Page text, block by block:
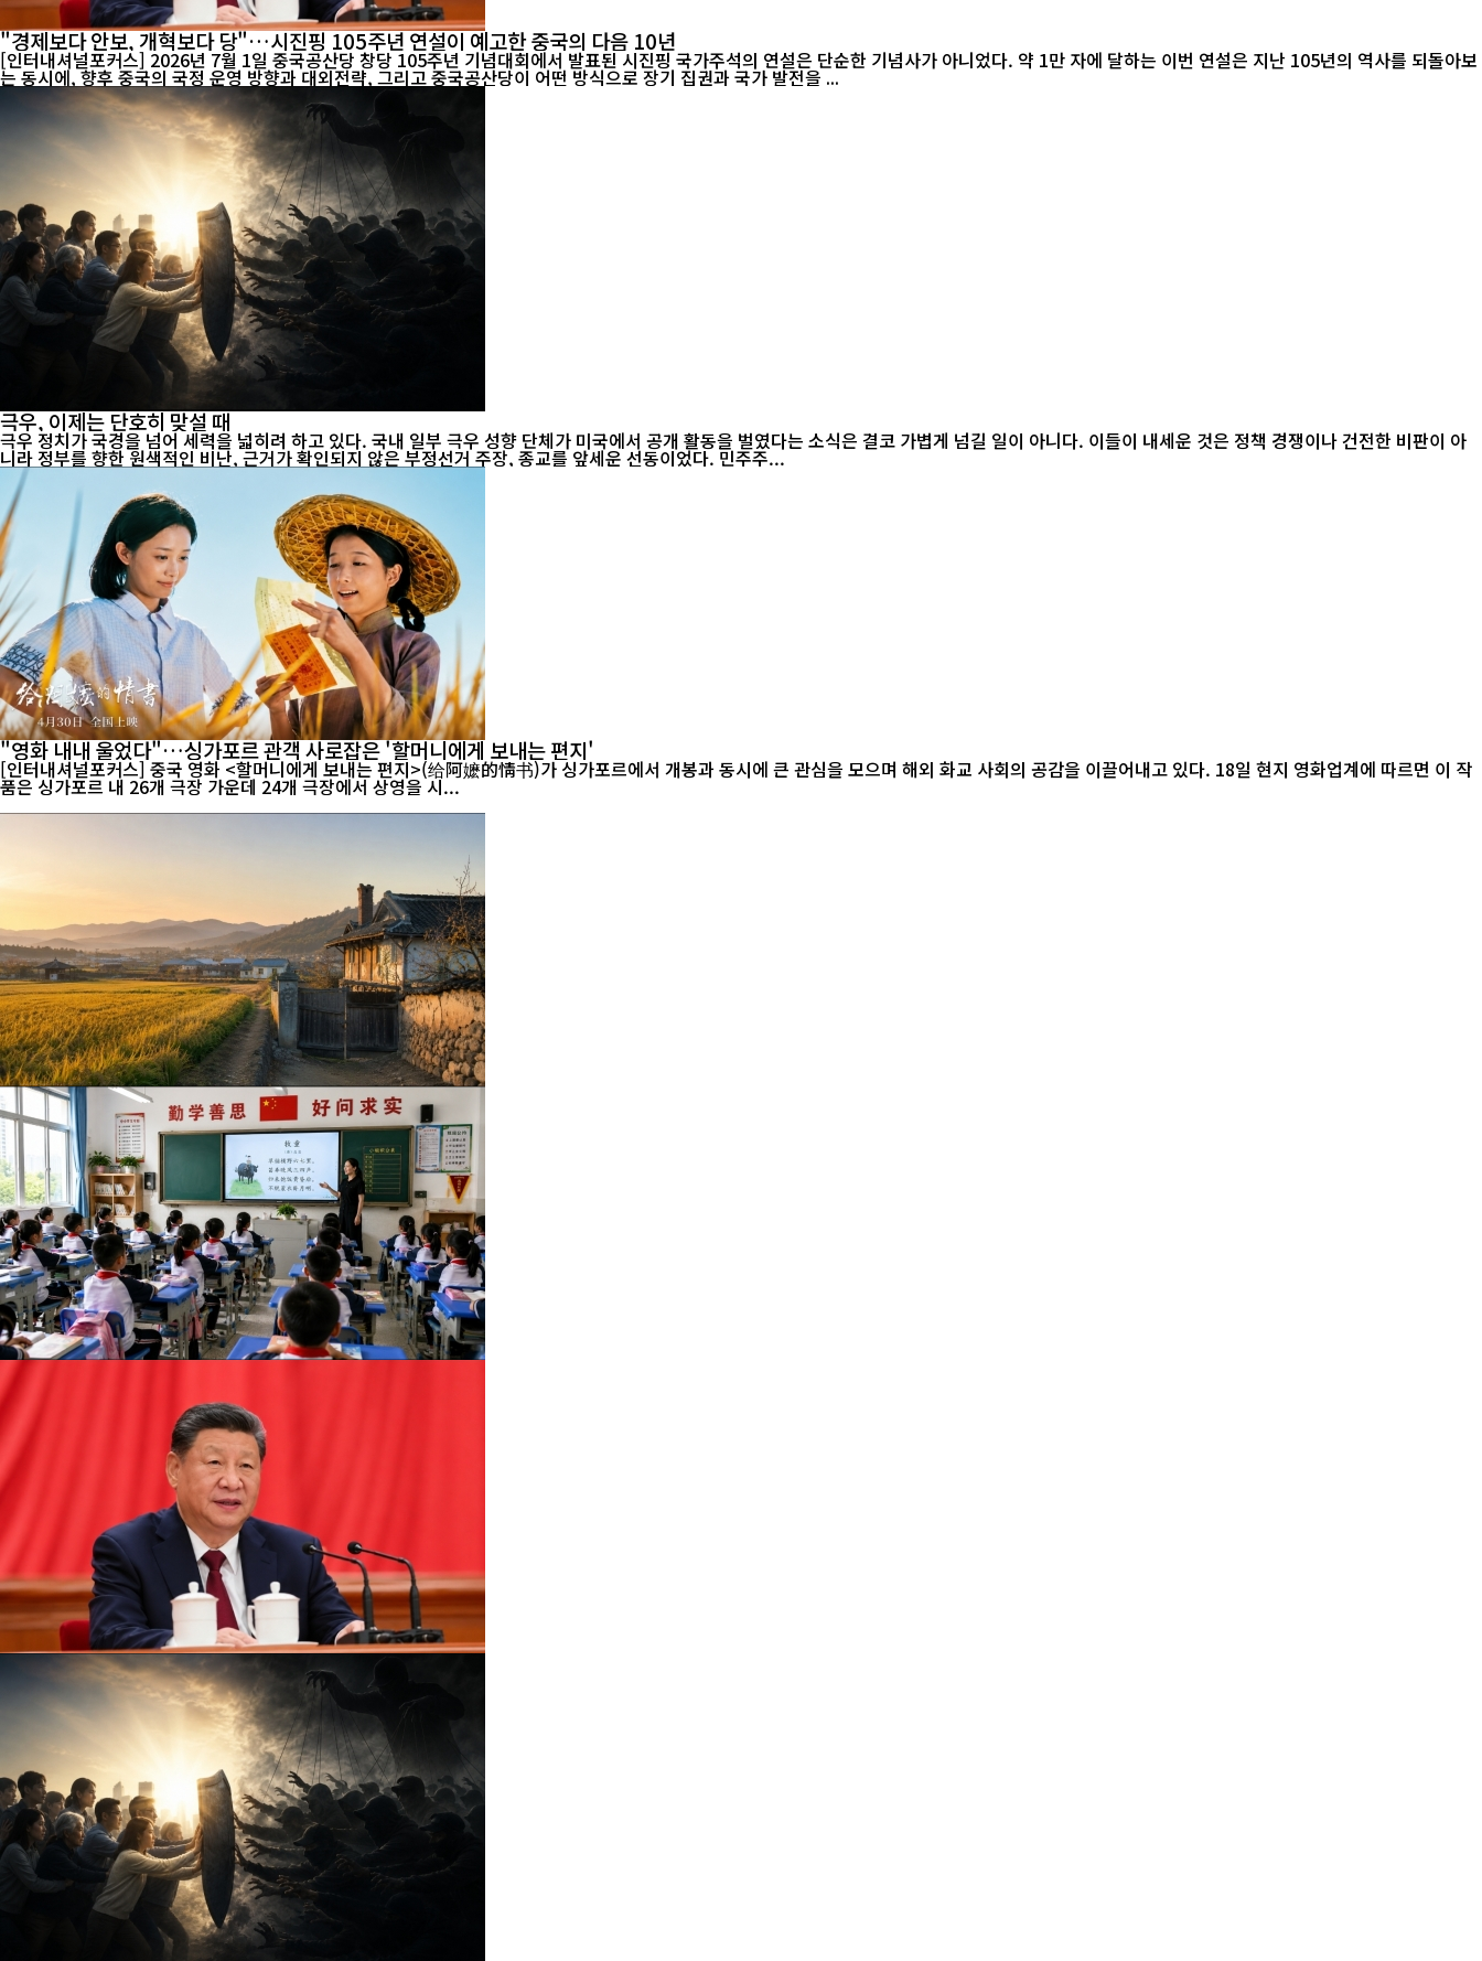
"경제보다 안보, 개혁보다 당"…시진핑 105주년 연설이 예고한 중국의 다음 10년
[인터내셔널포커스] 2026년 7월 1일 중국공산당 창당 105주년 기념대회에서 발표된 시진핑 국가주석의 연설은 단순한 기념사가 아니었다. 약 1만 자에 달하는 이번 연설은 지난 105년의 역사를 되돌아보
는 동시에, 향후 중국의 국정 운영 방향과 대외전략, 그리고 중국공산당이 어떤 방식으로 장기 집권과 국가 발전을 ...
극우, 이제는 단호히 맞설 때
극우 정치가 국경을 넘어 세력을 넓히려 하고 있다. 국내 일부 극우 성향 단체가 미국에서 공개 활동을 벌였다는 소식은 결코 가볍게 넘길 일이 아니다. 이들이 내세운 것은 정책 경쟁이나 건전한 비판이 아
니라 정부를 향한 원색적인 비난, 근거가 확인되지 않은 부정선거 주장, 종교를 앞세운 선동이었다. 민주주...
"영화 내내 울었다"…싱가포르 관객 사로잡은 '할머니에게 보내는 편지'
[인터내셔널포커스] 중국 영화 <할머니에게 보내는 편지>(给阿嬷的情书)가 싱가포르에서 개봉과 동시에 큰 관심을 모으며 해외 화교 사회의 공감을 이끌어내고 있다. 18일 현지 영화업계에 따르면 이 작
품은 싱가포르 내 26개 극장 가운데 24개 극장에서 상영을 시...